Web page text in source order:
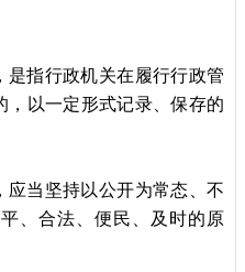
是指行政机关在履行行政管
，以一定形式记录、保存的
应当坚持以公开为常态、不
、合法、便民、及时的原